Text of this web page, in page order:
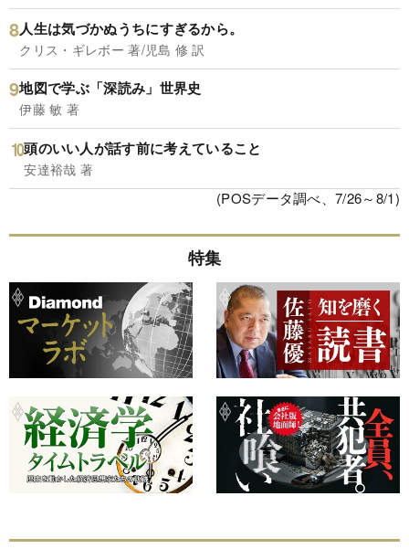
人生は気づかぬうちにすぎるから。
クリス・ギレボー 著/児島 修 訳
地図で学ぶ「深読み」世界史
伊藤 敏 著
頭のいい人が話す前に考えていること
安達裕哉 著
(POSデータ調べ、7/26～8/1)
特集